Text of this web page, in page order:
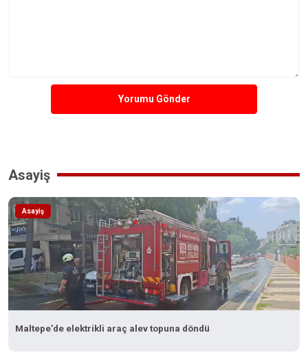
Yorumu Gönder
Asayiş
Asayiş
Maltepe’de elektrikli araç alev topuna döndü